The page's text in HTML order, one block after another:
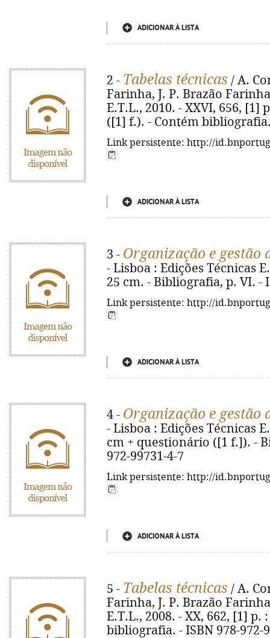
ADICIONAR À LISTA
2 - Tabelas técnicas / A.
Farinha, J. P. Brazão
E.T.L., 2010. - XXVI, 656,
([1] f.). - Contém bibliografia.
Link persistente: http://
ADICIONAR À LISTA
3 - Organização e gestão
- Lisboa : Edições Técnicas
25 cm. - Bibliografia, p. VI. -
Link persistente: http://
ADICIONAR À LISTA
4 - Organização e gestão
- Lisboa : Edições Técnicas
cm + questionário ([1 f.]). -
972-99731-4-7
Link persistente: http://
ADICIONAR À LISTA
5 - Tabelas técnicas / A.
Farinha, J. P. Brazão
E.T.L., 2008. - XX, 662, [1] p.
bibliografia. - ISBN 978-972-